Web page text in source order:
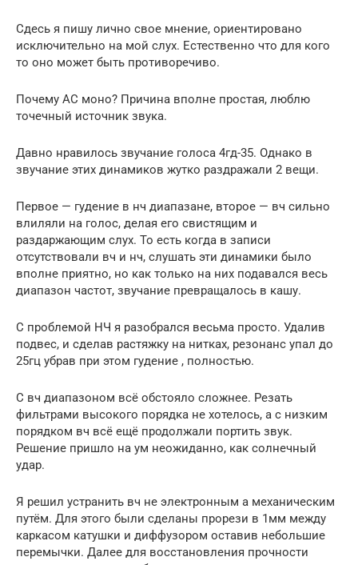
Сдесь я пишу лично свое мнение, ориентировано
исключительно на мой слух. Естественно что для кого
то оно может быть противоречиво.
Почему АС моно? Причина вполне простая, люблю
точечный источник звука.
Давно нравилось звучание голоса 4гд-35. Однако в
звучание этих динамиков жутко раздражали 2 вещи.
Первое — гудение в нч диапазане, второе — вч сильно
влиляли на голос, делая его свистящим и
раздаржающим слух. То есть когда в записи
отсутствовали вч и нч, слушать эти динамики было
вполне приятно, но как только на них подавался весь
диапазон частот, звучание превращалось в кашу.
С проблемой НЧ я разобрался весьма просто. Удалив
подвес, и сделав растяжку на нитках, резонанс упал до
25гц убрав при этом гудение , полностью.
С вч диапазоном всё обстояло сложнее. Резать
фильтрами высокого порядка не хотелось, а с низким
порядком вч всё ещё продолжали портить звук.
Решение пришло на ум неожиданно, как солнечный
удар.
Я решил устранить вч не электронным а механическим
путём. Для этого были сделаны прорези в 1мм между
каркасом катушки и диффузором оставив небольшие
перемычки. Далее для восстановления прочности